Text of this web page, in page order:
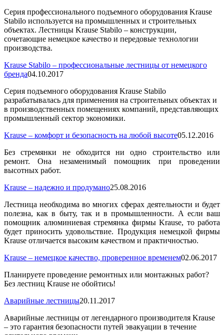
Серия профессионального подъемного оборудования Krause
Stabilo используется на промышленных и строительных
объектах. Лестницы Krause Stabilo – конструкции,
сочетающие немецкое качество и передовые технологии
производства.
Krause Stabilo – профессиональные лестницы от немецкого
бренда04.10.2017
Серия подъемного оборудования Krause Stabilo
разрабатывалась для применения на строительных объектах и
в производственных помещениях компаний, представляющих
промышленный сектор экономики.
Krause – комфорт и безопасность на любой высоте05.12.2016
Без стремянки не обходится ни одно строительство или
ремонт. Она незаменимый помощник при проведении
высотных работ.
Krause – надежно и продумано25.08.2016
Лестница необходима во многих сферах деятельности и будет
полезна, как в быту, так и в промышленности. А если ваш
помощник алюминиевая стремянка фирмы Krause, то работа
будет приносить удовольствие. Продукция немецкой фирмы
Krause отличается высоким качеством и практичностью.
Krause – немецкое качество, проверенное временем02.06.2017
Планируете проведение ремонтных или монтажных работ?
Без лестниц Krause не обойтись!
Аварийные лестницы20.11.2017
Аварийные лестницы от легендарного производителя Krause
– это гарантия безопасности путей эвакуации в течение